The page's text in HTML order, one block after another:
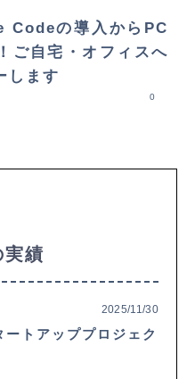
Codeの導入からPC
ご自宅・オフィスへ
します
0
実績
2025/11/30
ートアッププロジェク